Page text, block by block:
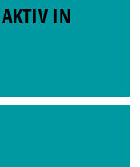
AKTIV IN